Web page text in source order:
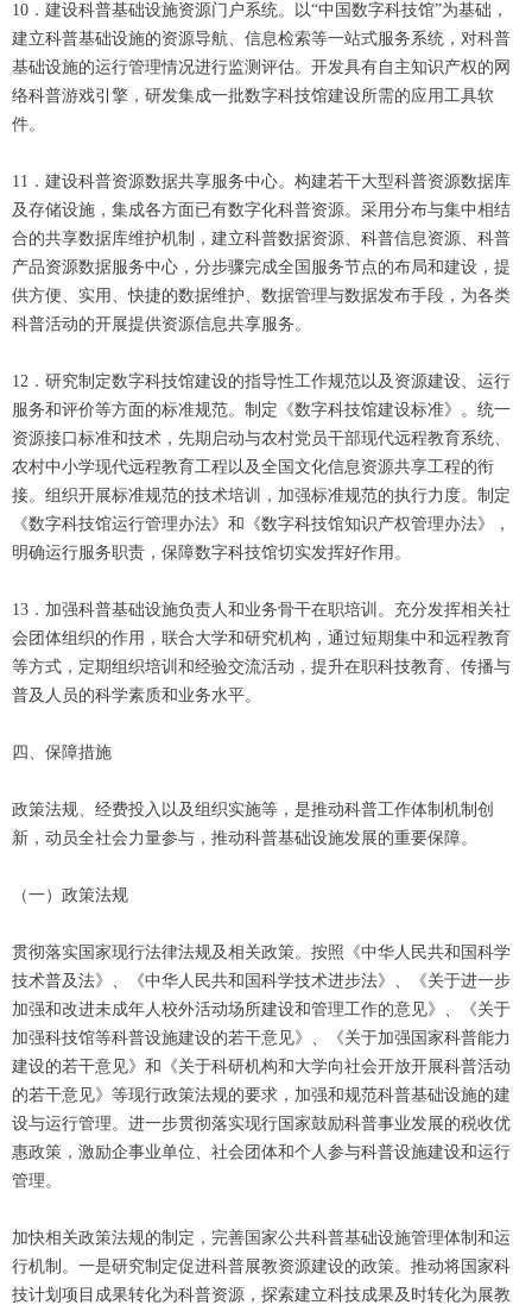
10．建设科普基础设施资源门户系统。以“中国数字科技馆”为基础，
建立科普基础设施的资源导航、信息检索等一站式服务系统，对科普
基础设施的运行管理情况进行监测评估。开发具有自主知识产权的网
络科普游戏引擎，研发集成一批数字科技馆建设所需的应用工具软
件。
11．建设科普资源数据共享服务中心。构建若干大型科普资源数据库
及存储设施，集成各方面已有数字化科普资源。采用分布与集中相结
合的共享数据库维护机制，建立科普数据资源、科普信息资源、科普
产品资源数据服务中心，分步骤完成全国服务节点的布局和建设，提
供方便、实用、快捷的数据维护、数据管理与数据发布手段，为各类
科普活动的开展提供资源信息共享服务。
12．研究制定数字科技馆建设的指导性工作规范以及资源建设、运行
服务和评价等方面的标准规范。制定《数字科技馆建设标准》。统一
资源接口标准和技术，先期启动与农村党员干部现代远程教育系统、
农村中小学现代远程教育工程以及全国文化信息资源共享工程的衔
接。组织开展标准规范的技术培训，加强标准规范的执行力度。制定
《数字科技馆运行管理办法》和《数字科技馆知识产权管理办法》，
明确运行服务职责，保障数字科技馆切实发挥好作用。
13．加强科普基础设施负责人和业务骨干在职培训。充分发挥相关社
会团体组织的作用，联合大学和研究机构，通过短期集中和远程教育
等方式，定期组织培训和经验交流活动，提升在职科技教育、传播与
普及人员的科学素质和业务水平。
四、保障措施
政策法规、经费投入以及组织实施等，是推动科普工作体制机制创
新，动员全社会力量参与，推动科普基础设施发展的重要保障。
（一）政策法规
贯彻落实国家现行法律法规及相关政策。按照《中华人民共和国科学
技术普及法》、《中华人民共和国科学技术进步法》、《关于进一步
加强和改进未成年人校外活动场所建设和管理工作的意见》、《关于
加强科技馆等科普设施建设的若干意见》、《关于加强国家科普能力
建设的若干意见》和《关于科研机构和大学向社会开放开展科普活动
的若干意见》等现行政策法规的要求，加强和规范科普基础设施的建
设与运行管理。进一步贯彻落实现行国家鼓励科普事业发展的税收优
惠政策，激励企事业单位、社会团体和个人参与科普设施建设和运行
管理。
加快相关政策法规的制定，完善国家公共科普基础设施管理体制和运
行机制。一是研究制定促进科普展教资源建设的政策。推动将国家科
技计划项目成果转化为科普资源，探索建立科技成果及时转化为展教